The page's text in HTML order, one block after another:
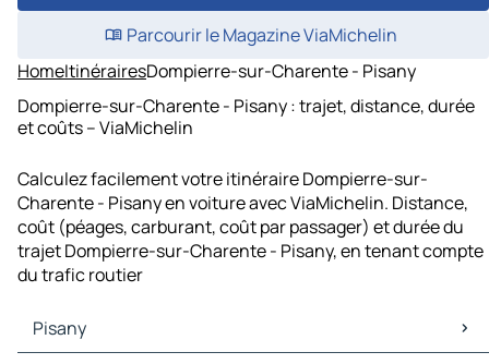
Parcourir le Magazine ViaMichelin
HomeItinérairesDompierre-sur-Charente - Pisany
Dompierre-sur-Charente - Pisany : trajet, distance, durée
et coûts – ViaMichelin
Calculez facilement votre itinéraire Dompierre-sur-
Charente - Pisany en voiture avec ViaMichelin. Distance,
coût (péages, carburant, coût par passager) et durée du
trajet Dompierre-sur-Charente - Pisany, en tenant compte
du trafic routier
Pisany